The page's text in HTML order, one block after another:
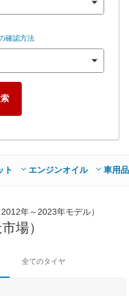
確認方法
ト エンジンオイル 車用品
年～2023年モデル）
場）
全てのタイヤ